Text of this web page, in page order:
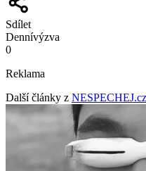
Sdílet
Dennívýzva
0
Reklama
Další články z NESPECHEJ.cz